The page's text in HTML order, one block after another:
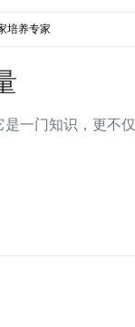
培养专家
一门知识，更不